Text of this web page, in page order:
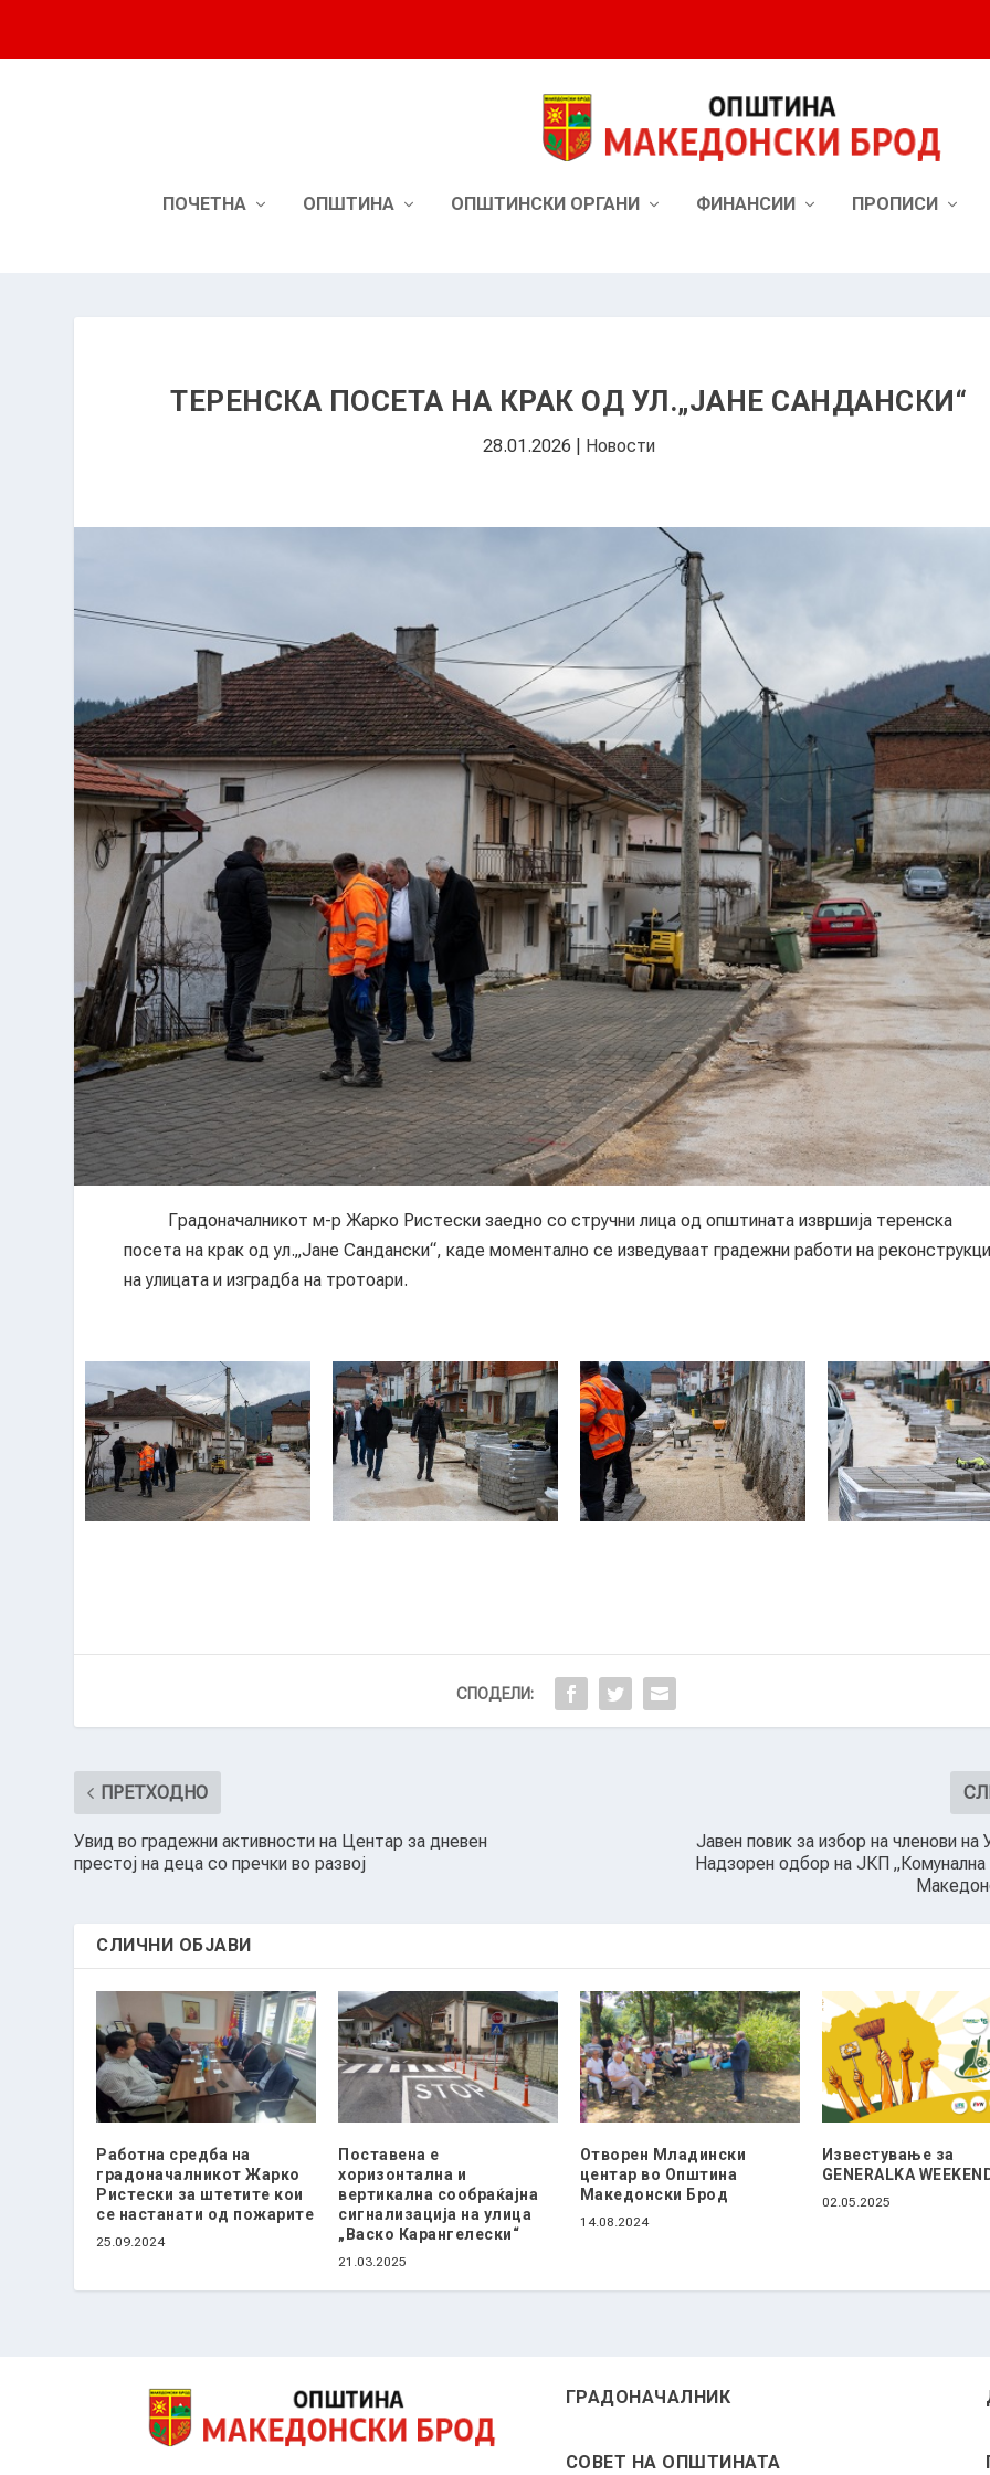
ПОЧЕТНА ОПШТИНА ОПШТИНСКИ ОРГАНИ ФИНАНСИИ ПРОПИСИ
ТЕРЕНСКА ПОСЕТА НА КРАК ОД УЛ.„ЈАНЕ САНДАНСКИ“
28.01.2026 Новости
Градоначалникот м-р Жарко Ристески заедно со стручни лица од општината извршија теренска
посета на крак од ул.„Јане Сандански“, каде моментално се изведуваат градежни работи на
на улицата и изградба на тротоари.
СПОДЕЛИ:
ПРЕТХОДНО
Увид во градежни активности на Центар за дневен
престој на деца со пречки во развој
Јавен повик за избор на членови на
Надзорен одбор на ЈКП „Комунална
СЛИЧНИ ОБЈАВИ
Работна средба на
градоначалникот Жарко
Ристески за штетите кои
се настанати од пожарите
25.09.2024
Поставена е
хоризонтална и
вертикална сообраќајна
сигнализација на улица
„Васко Карангелески“
21.03.2025
Отворен Младински
центар во Општина
Македонски Брод
14.08.2024
Известување за
GENERALKA
02.05.2025
ГРАДОНАЧАЛНИК
СОВЕТ НА ОПШТИНАТА